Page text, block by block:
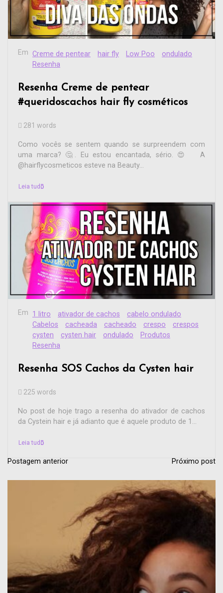
Em Creme de pentear hair fly Low Poo
ondulado
Resenha
Resenha Creme de pentear
#queridoscachos hair fly cosméticos
281 words
Como vocês se sentem quando se surpreendem com
uma marca? 🤔. Eu estou encantada, sério. 😍 A
@hairflycosmeticos esteve na Beauty...
Leia tudo
Em 1 litro ativador de cachos
cabelo ondulado
Cabelos
cacheada cacheado crespo
crespos
cysten
cysten hair ondulado
Produtos
Resenha
Resenha SOS Cachos da Cysten hair
225 words
No post de hoje trago a resenha do ativador de cachos
da Cystein hair e já adianto que é aquele produto de 1...
Leia tudo
Postagem anterior Próximo post